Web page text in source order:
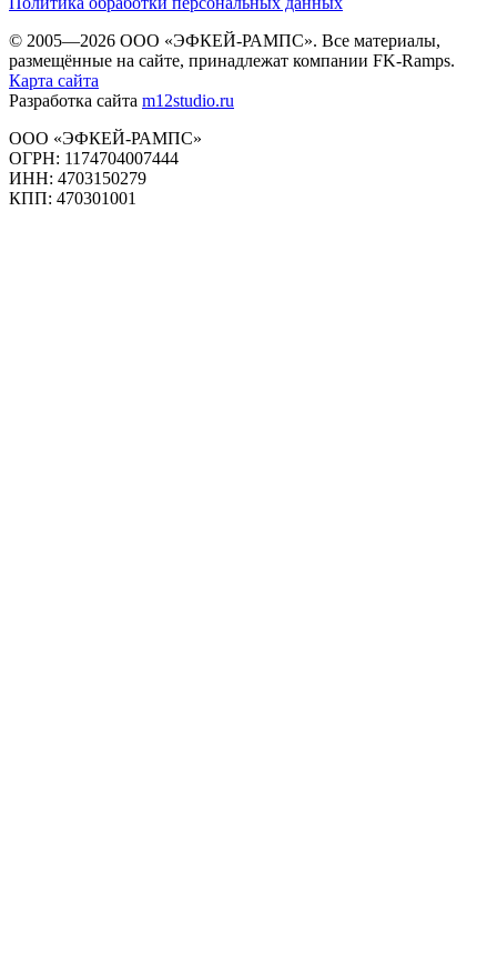
© 2005—2026 ООО «ЭФКЕЙ-РАМПС». Все материалы,
размещённые на сайте, принадлежат компании FK-Ramps.
Карта сайта
Разработка сайта m12studio.ru
ООО «ЭФКЕЙ-РАМПС»
ОГРН: 1174704007444
ИНН: 4703150279
КПП: 470301001